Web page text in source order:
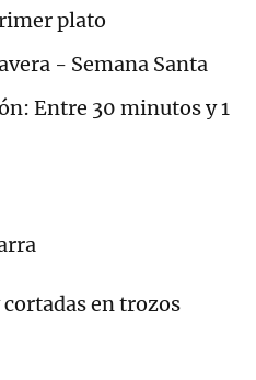
plato
- Semana Santa
Entre 30 minutos y 1
en trozos